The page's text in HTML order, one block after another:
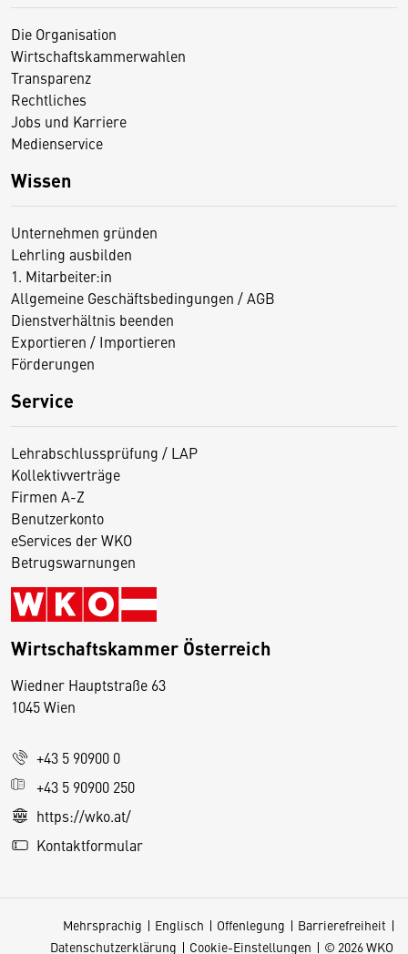
Die Organisation
Wirtschaftskammerwahlen
Transparenz
Rechtliches
Jobs und Karriere
Medienservice
Wissen
Unternehmen gründen
Lehrling ausbilden
1. Mitarbeiter:in
Allgemeine Geschäftsbedingungen / AGB
Dienstverhältnis beenden
Exportieren / Importieren
Förderungen
Service
Lehrabschlussprüfung / LAP
Kollektivverträge
Firmen A-Z
Benutzerkonto
eServices der WKO
Betrugswarnungen
Wirtschaftskammer Österreich
Wiedner Hauptstraße 63
1045 Wien
+43 5 90900 0
+43 5 90900 250
https://wko.at/
Kontaktformular
Mehrsprachig Englisch Offenlegung
Barrierefreiheit
Datenschutzerklärung
Cookie-Einstellungen © 2026 WKO
D
s
e
S
e